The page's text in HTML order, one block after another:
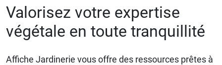
Valorisez votre expertise
végétale en toute tranquillité
Affiche Jardinerie vous offre des ressources prêtes à